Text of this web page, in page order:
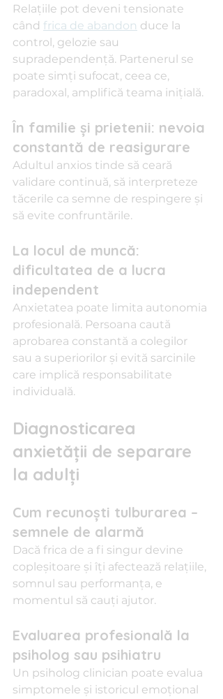
Relațiile pot deveni tensionate
când frica de abandon duce la
control, gelozie sau
supradependență. Partenerul se
poate simți sufocat, ceea ce,
paradoxal, amplifică teama inițială.
În familie și prietenii: nevoia
constantă de reasigurare
Adultul anxios tinde să ceară
validare continuă, să interpreteze
tăcerile ca semne de respingere și
să evite confruntările.
La locul de muncă:
dificultatea de a lucra
independent
Anxietatea poate limita autonomia
profesională. Persoana caută
aprobarea constantă a colegilor
sau a superiorilor și evită sarcinile
care implică responsabilitate
individuală.
Diagnosticarea
anxietății de separare
la adulți
Cum recunoști tulburarea –
semnele de alarmă
Dacă frica de a fi singur devine
copleșitoare și îți afectează relațiile,
somnul sau performanța, e
momentul să cauți ajutor.
Evaluarea profesională la
psiholog sau psihiatru
Un psiholog clinician poate evalua
simptomele și istoricul emoțional